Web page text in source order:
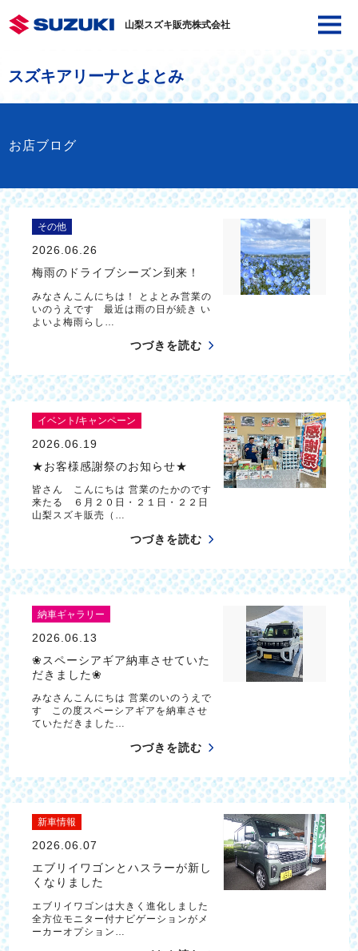
山梨スズキ販売株式会社
スズキアリーナとよとみ
お店ブログ
その他
2026.06.26
梅雨のドライブシーズン到来！
みなさんこんにちは！ とよとみ営業の
いのうえです 最近は雨の日が続き い
よいよ梅雨らし…
つづきを読む
イベント/キャンペーン
2026.06.19
★お客様感謝祭のお知らせ★
皆さん こんにちは 営業のたかのです
来たる ６月２０日・２１日・２２日
山梨スズキ販売（…
つづきを読む
納車ギャラリー
2026.06.13
❀スペーシアギア納車させていた
だきました❀
みなさんこんにちは 営業のいのうえで
す この度スペーシアギアを納車させ
ていただきました…
つづきを読む
新車情報
2026.06.07
エブリイワゴンとハスラーが新し
くなりました
エブリイワゴンは大きく進化しました
全方位モニター付ナビゲーションがメ
ーカーオプション…